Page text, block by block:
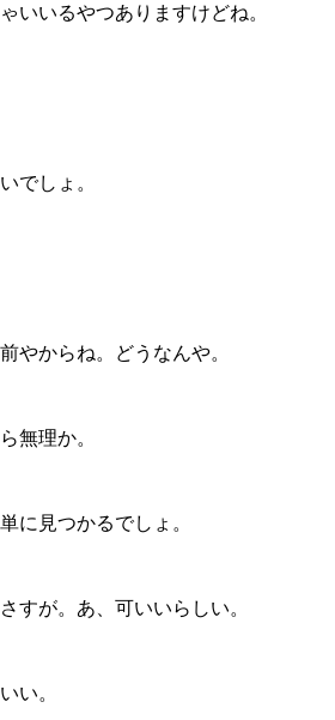
いいるやつありますけどね。
でしょ。
やからね。どうなんや。
無理か。
に見つかるでしょ。
すが。あ、可いいらしい。
い。